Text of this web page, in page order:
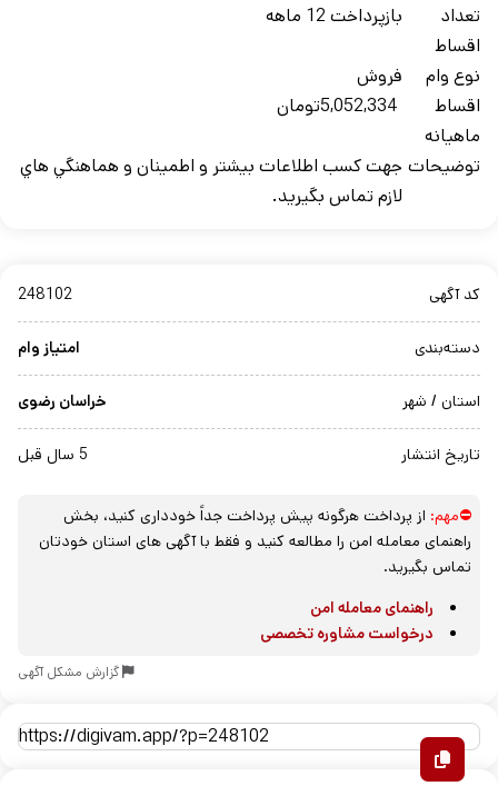
تعداد
اقساط
بازپرداخت 12 ماهه
نوع وام
فروش
اقساط
ماهيانه
توضيحات جهت کسب اطلاعات بيشتر و اطمينان و هماهنگي هاي
لازم تماس بگيريد.
کد آگهی 248102
دسته‌بندی امتیاز وام
استان / شهر خراسان رضوی
تاریخ انتشار 5 سال قبل
⛔مهم: از پرداخت هرگونه پیش پرداخت جداً خودداری کنید، بخش
راهنمای معامله امن را مطالعه کنید و فقط با آگهی های استان خودتان
تماس بگیرید.
راهنمای معامله امن
درخواست مشاوره تخصصی
گزارش مشکل آگهی